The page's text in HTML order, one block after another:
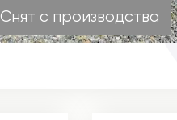
Снят с производства